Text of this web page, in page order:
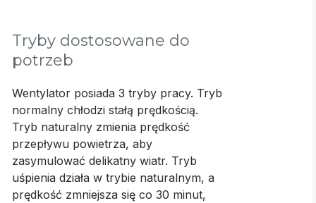
Tryby dostosowane do
potrzeb
Wentylator posiada 3 tryby pracy. Tryb
normalny chłodzi stałą prędkością.
Tryb naturalny zmienia prędkość
przepływu powietrza, aby
zasymulować delikatny wiatr. Tryb
uśpienia działa w trybie naturalnym, a
prędkość zmniejsza się co 30 minut,